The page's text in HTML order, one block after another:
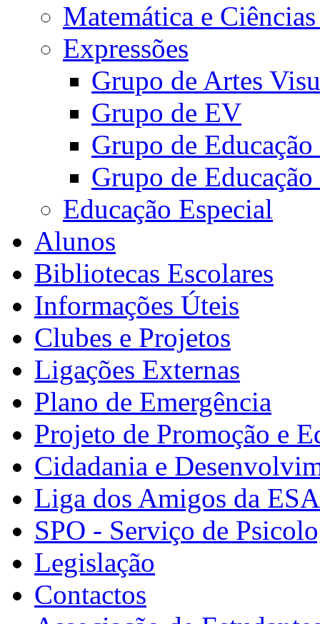
Matemática e
Expressões
Grupo de Artes
Grupo de EV
Grupo de
Grupo de
Educação Especial
Alunos
Bibliotecas Escolares
Informações Úteis
Clubes e Projetos
Ligações Externas
Plano de Emergência
Projeto de Promoção e
Cidadania e
Liga dos Amigos da
SPO - Serviço de
Legislação
Contactos